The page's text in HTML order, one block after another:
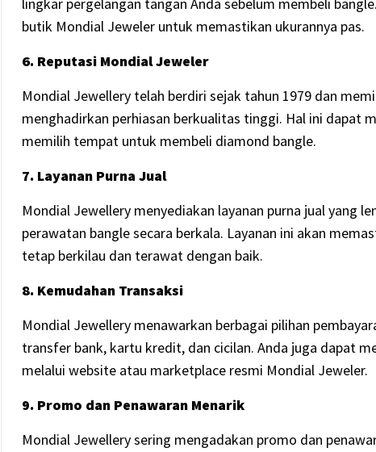
butik Mondial Jeweler untuk memastikan ukurannya pas.
6. Reputasi Mondial Jeweler
Mondial Jewellery telah berdiri sejak tahun 1979 dan
menghadirkan perhiasan berkualitas tinggi. Hal ini dapat
memilih tempat untuk membeli diamond bangle.
7. Layanan Purna Jual
Mondial Jewellery menyediakan layanan purna jual yang
perawatan bangle secara berkala. Layanan ini akan
tetap berkilau dan terawat dengan baik.
8. Kemudahan Transaksi
Mondial Jewellery menawarkan berbagai pilihan
transfer bank, kartu kredit, dan cicilan. Anda juga dapat
melalui website atau marketplace resmi Mondial Jeweler.
9. Promo dan Penawaran Menarik
Mondial Jewellery sering mengadakan promo dan